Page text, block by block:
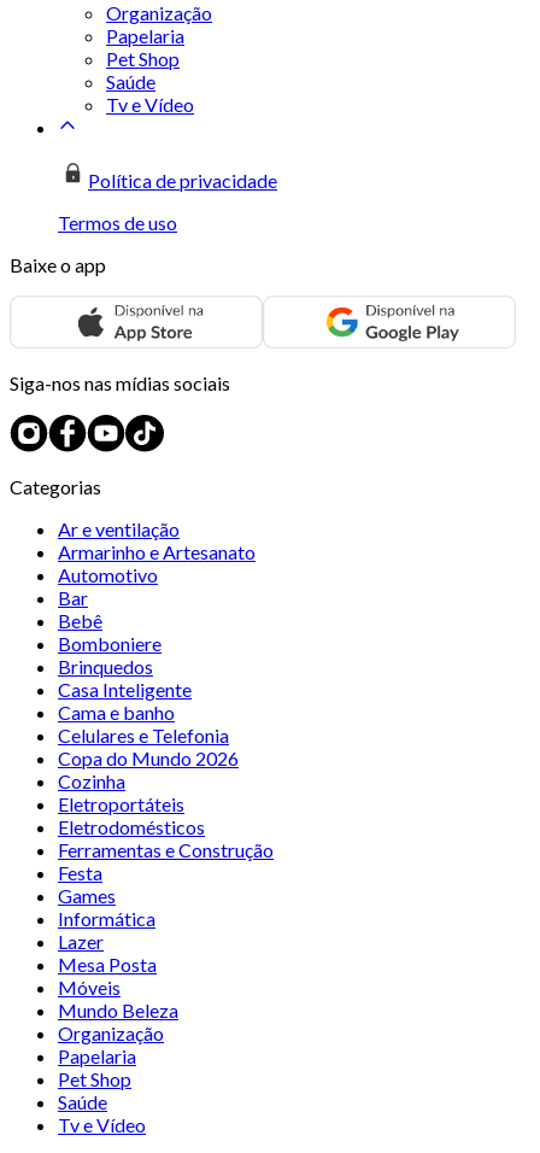
Organização
Papelaria
Pet Shop
Saúde
Tv e Vídeo
Política de privacidade
Termos de uso
Baixe o app
Siga-nos nas mídias sociais
Categorias
Ar e ventilação
Armarinho e Artesanato
Automotivo
Bar
Bebê
Bomboniere
Brinquedos
Casa Inteligente
Cama e banho
Celulares e Telefonia
Copa do Mundo 2026
Cozinha
Eletroportáteis
Eletrodomésticos
Ferramentas e Construção
Festa
Games
Informática
Lazer
Mesa Posta
Móveis
Mundo Beleza
Organização
Papelaria
Pet Shop
Saúde
Tv e Vídeo